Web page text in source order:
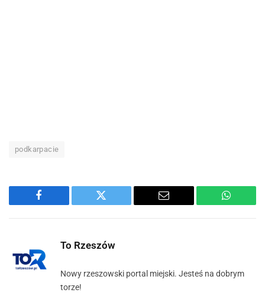
podkarpacie
Facebook Twitter Email
To Rzeszów
Nowy rzeszowski portal miejski. Jesteś na dobrym
torze!